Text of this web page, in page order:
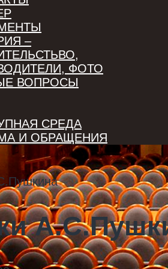
–
ФОТО
ВОПРОСЫ
СРЕДА
И ОБРАЩЕНИЯ